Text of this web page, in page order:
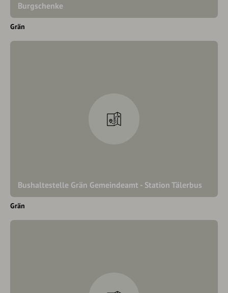
Burgschenke
Grän
Bushaltestelle Grän Gemeindeamt - Station Tälerbus
Grän